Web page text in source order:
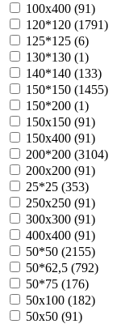
100х400 (91)
120*120 (1791)
125*125 (6)
130*130 (1)
140*140 (133)
150*150 (1455)
150*200 (1)
150х150 (91)
150х400 (91)
200*200 (3104)
200х200 (91)
25*25 (353)
250х250 (91)
300х300 (91)
400х400 (91)
50*50 (2155)
50*62,5 (792)
50*75 (176)
50х100 (182)
50х50 (91)